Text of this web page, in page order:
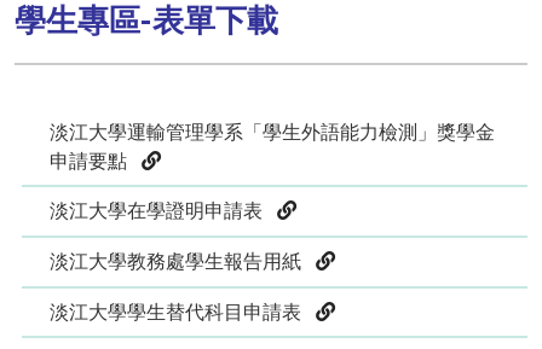
學生專區-表單下載
淡江大學運輸管理學系「學生外語能力檢測」獎學金
申請要點
淡江大學在學證明申請表
淡江大學教務處學生報告用紙
淡江大學學生替代科目申請表